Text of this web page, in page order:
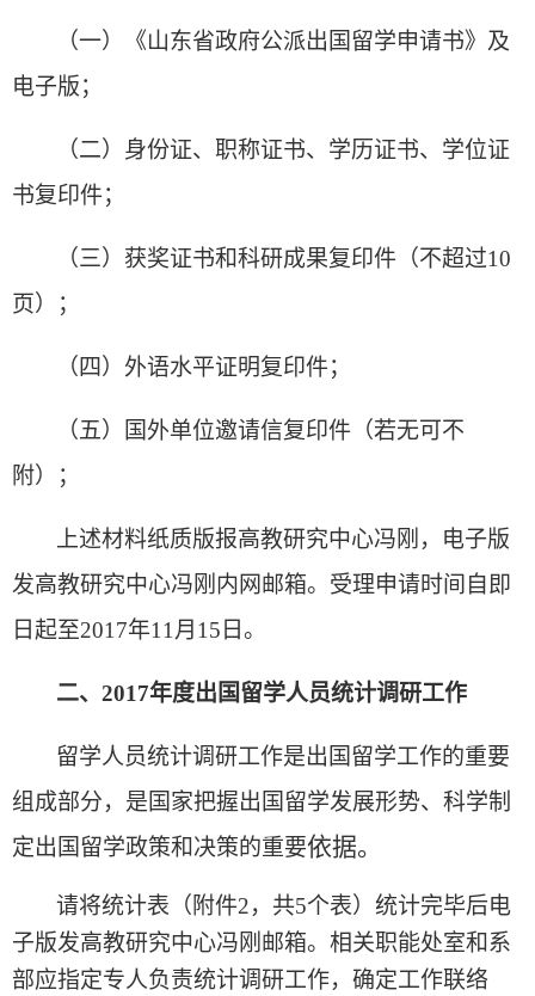
（一）《山东省政府公派出国留学申请书》及
电子版；
（二）身份证、职称证书、学历证书、学位证
书复印件；
（三）获奖证书和科研成果复印件（不超过10
页）；
（四）外语水平证明复印件；
（五）国外单位邀请信复印件（若无可不
附）；
上述材料纸质版报高教研究中心冯刚，电子版
发高教研究中心冯刚内网邮箱。受理申请时间自即
日起至2017年11月15日。
二、2017年度出国留学人员统计调研工作
留学人员统计调研工作是出国留学工作的重要
组成部分，是国家把握出国留学发展形势、科学制
定出国留学政策和决策的重要依据。
请将统计表（附件2，共5个表）统计完毕后电
子版发高教研究中心冯刚邮箱。相关职能处室和系
部应指定专人负责统计调研工作，确定工作联络